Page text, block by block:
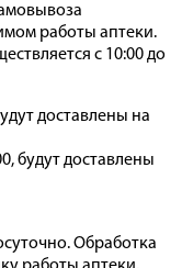
работы аптеки.
с 10:00 до
доставлены на
будут доставлены
Обработка